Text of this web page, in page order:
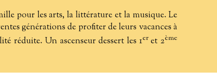
pour les arts, la littérature et la musique. Le
générations de profiter de leurs vacances à
réduite. Un ascenseur dessert les 1er et 2ème